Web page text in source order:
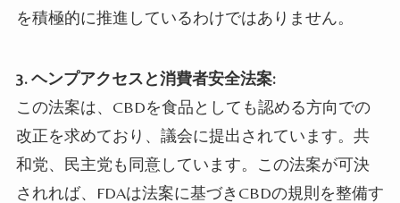
を積極的に推進しているわけではありません。
3.ヘンプアクセスと消費者安全法案:
この法案は、CBDを食品としても認める方向での
改正を求めており、議会に提出されています。共
和党、民主党も同意しています。この法案が可決
されれば、FDAは法案に基づきCBDの規則を整備す